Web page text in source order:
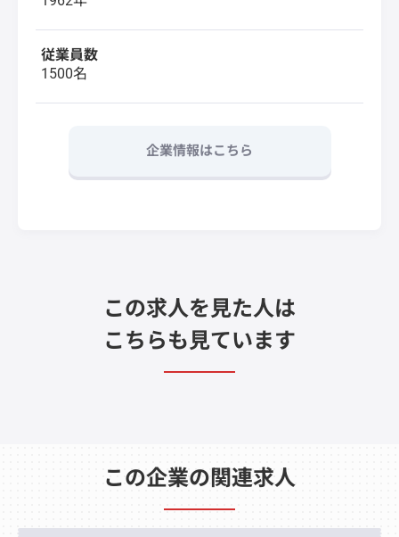
従業員数
1500名
企業情報はこちら
この求人を見た人は
こちらも見ています
この企業の関連求人